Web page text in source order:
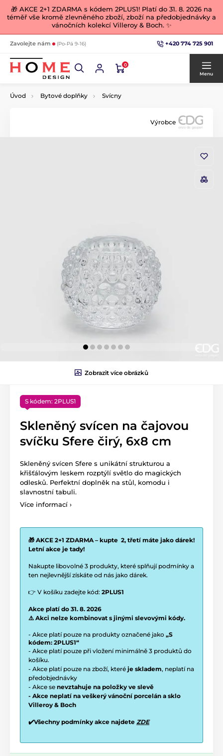
🎁 AKCE 2+1 ZDARMA s kódem 2PLUS1! Platí do 31. 8. 2026 na
téměř vše kromě zlevněného zboží, zboží na předobjednávky a
vánočních kolekcí Villeroy & Boch. ✨
Zavolejte nám (Po-Pá 9-16) +420 774 725 901
0
Menu
Úvod Bytové doplňky Svícny
Výrobce
Zobrazit více obrázků
S kódem: 2PLUS1
Skleněný svícen na čajovou
svíčku Sfere čirý, 6x8 cm
Skleněný svícen Sfere s unikátní strukturou a
křišťálovým leskem rozptýlí světlo do magických
odlesků. Perfektní doplněk na stůl, komodu i
slavnostní tabuli.
Více informací ›
🎁 AKCE 2+1 ZDARMA – kupte 2, třetí máte jako dárek!
Letní akce je tady!
Nakupte libovolné 3 produkty, které splňují podmínky a
ten nejlevnější získáte od nás jako dárek.
👉 V košíku zadejte kód: 2PLUS1
Akce platí do 31. 8. 2026
⚠️ Akci nelze kombinovat s jinými slevovými kódy.
- Akce platí pouze na produkty označené jako „S
kódem: 2PLUS1“
- Akce platí pouze při vložení minimálně 3 produktů do
košíku.
- Akce platí pouze na zboží, které je skladem, neplatí na
předobjednávky
- Akce se nevztahuje na položky ve slevě
- Akce neplatí na veškerý vánoční porcelán a sklo
Villeroy & Boch
✔️Všechny podmínky akce najdete ZDE